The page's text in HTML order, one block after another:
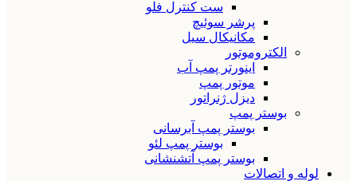
ست کنترل فلو
پرشر سوئیچ
مکانیکال سیل
الکتروموتور
اینورتر پمپ آب
موتور پمپ
دیزل ژنراتور
بوستر پمپ
بوستر پمپ آبرسانی
بوستر پمپ لئو
بوستر پمپ آتشنشانی
لوله و اتصالات